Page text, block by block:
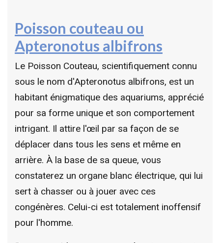
Poisson couteau ou
Apteronotus albifrons
Le Poisson Couteau, scientifiquement connu
sous le nom d'Apteronotus albifrons, est un
habitant énigmatique des aquariums, apprécié
pour sa forme unique et son comportement
intrigant. Il attire l'œil par sa façon de se
déplacer dans tous les sens et même en
arrière. À la base de sa queue, vous
constaterez un organe blanc électrique, qui lui
sert à chasser ou à jouer avec ces
congénères. Celui-ci est totalement inoffensif
pour l'homme.